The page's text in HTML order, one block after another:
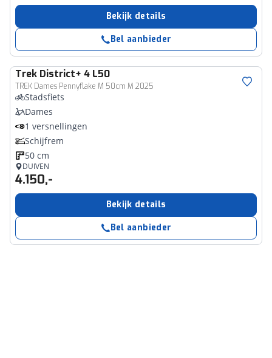
Bekijk details
Bel aanbieder
Trek District+ 4 L50
TREK Dames Pennyflake M 50cm M 2025
Stadsfiets
Dames
1 versnellingen
Schijfrem
50 cm
DUIVEN
4.150,-
Bekijk details
Bel aanbieder